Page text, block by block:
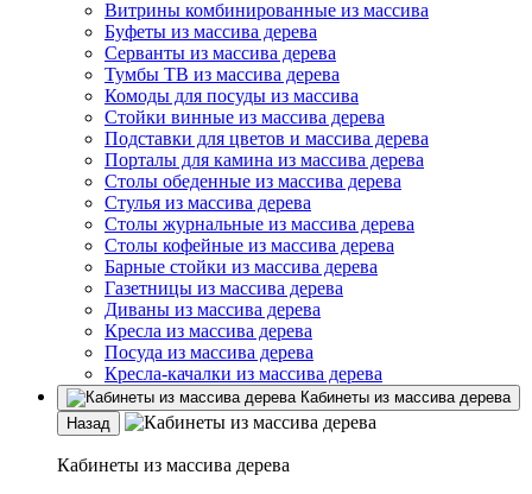
Витрины комбинированные из массива
Буфеты из массива дерева
Серванты из массива дерева
Тумбы ТВ из массива дерева
Комоды для посуды из массива
Стойки винные из массива дерева
Подставки для цветов и массива дерева
Порталы для камина из массива дерева
Столы обеденные из массива дерева
Стулья из массива дерева
Столы журнальные из массива дерева
Столы кофейные из массива дерева
Барные стойки из массива дерева
Газетницы из массива дерева
Диваны из массива дерева
Кресла из массива дерева
Посуда из массива дерева
Кресла-качалки из массива дерева
Кабинеты из массива дерева
Назад
Кабинеты из массива дерева